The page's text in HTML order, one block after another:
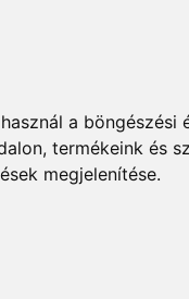
a
, termékeink és
megjelenítése.